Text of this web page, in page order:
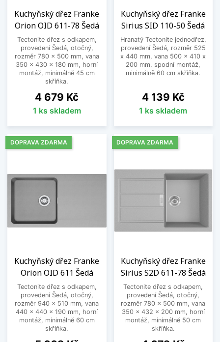
Kuchyňský dřez Franke
Orion OID 611-78 Šedá
Tectonite dřez s odkapem,
provedení Šedá, otočný,
rozměr 780 x 500 mm, vana
350 x 430 x 180 mm, horní
montáž, minimálně 45 cm
skříňka.
Cena
4 679 Kč
1 ks skladem
Kuchyňský dřez Franke
Sirius SID 110-50 Šedá
Hranatý Tectonite jednodřez,
provedení Šedá, rozměr 525
x 440 mm, vana 500 x 410 x
200 mm, spodní montáž,
minimálně 60 cm skříňka.
Cena
4 139 Kč
1 ks skladem
Kuchyňský dřez Franke
Orion OID 611 Šedá
Tectonite dřez s odkapem,
provedení Šedá, otočný,
rozměr 940 x 510 mm, vana
440 x 440 x 190 mm, horní
montáž, minimálně 60 cm
skříňka.
DOPRAVA ZDARMA
Kuchyňský dřez Franke
Sirius S2D 611-78 Šedá
Tectonite dřez s odkapem,
provedení Šedá, otočný,
rozměr 780 x 500 mm, vana
350 x 432 x 200 mm, horní
montáž, minimálně 50 cm
skříňka.
DOPRAVA ZDARMA